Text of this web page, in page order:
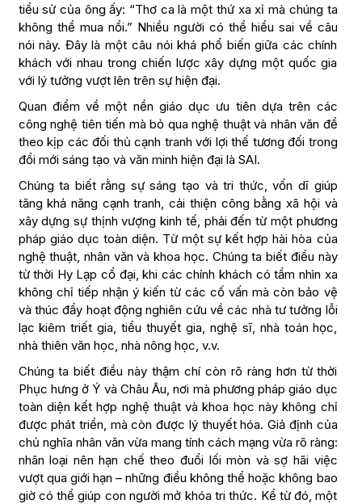
tiểu sử của ông ấy: “Thơ ca là một thứ xa xỉ mà chúng ta
không thể mua nổi.” Nhiều người có thể hiểu sai về câu
nói này. Đây là một câu nói khá phổ biến giữa các chính
khách với nhau trong chiến lược xây dựng một quốc gia
với lý tưởng vượt lên trên sự hiện đại.
Quan điểm về một nền giáo dục ưu tiên dựa trên các
công nghệ tiên tiến mà bỏ qua nghệ thuật và nhân văn để
theo kịp các đối thủ cạnh tranh với lợi thế tương đối trong
đổi mới sáng tạo và văn minh hiện đại là SAI.
Chúng ta biết rằng sự sáng tạo và tri thức, vốn dĩ giúp
tăng khả năng cạnh tranh, cải thiện công bằng xã hội và
xây dựng sự thịnh vượng kinh tế, phải đến từ một phương
pháp giáo dục toàn diện. Từ một sự kết hợp hài hòa của
nghệ thuật, nhân văn và khoa học. Chúng ta biết điều này
từ thời Hy Lạp cổ đại, khi các chính khách có tầm nhìn xa
không chỉ tiếp nhận ý kiến từ các cố vấn mà còn bảo vệ
và thúc đẩy hoạt động nghiên cứu về các nhà tư tưởng lỗi
lạc kiêm triết gia, tiểu thuyết gia, nghệ sĩ, nhà toán học,
nhà thiên văn học, nhà nông học, v.v.
Chúng ta biết điều này thậm chí còn rõ ràng hơn từ thời
Phục hưng ở Ý và Châu Âu, nơi mà phương pháp giáo dục
toàn diện kết hợp nghệ thuật và khoa học này không chỉ
được phát triển, mà còn được lý thuyết hóa. Giả định của
chủ nghĩa nhân văn vừa mang tính cách mạng vừa rõ ràng:
nhân loại nên hạn chế theo đuổi lối mòn và sợ hãi việc
vượt qua giới hạn – những điều không thể hoặc không bao
giờ có thể giúp con người mở khóa tri thức. Kể từ đó, một